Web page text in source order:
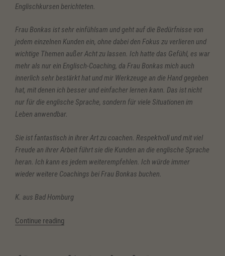
Englischkursen berichteten.
Frau Bonkas ist sehr einfühlsam und geht auf die Bedürfnisse von
jedem einzelnen Kunden ein, ohne dabei den Fokus zu verlieren und
wichtige Themen außer Acht zu lassen. Ich hatte das Gefühl, es war
mehr als nur ein Englisch-Coaching, da Frau Bonkas mich auch
innerlich sehr bestärkt hat und mir Werkzeuge an die Hand gegeben
hat, mit denen ich besser und einfacher lernen kann. Das ist nicht
nur für die englische Sprache, sondern für viele Situationen im
Leben anwendbar.
Sie ist fantastisch in ihrer Art zu coachen. Respektvoll und mit viel
Freude an ihrer Arbeit führt sie die Kunden an die englische Sprache
heran. Ich kann es jedem weiterempfehlen. Ich würde immer
wieder weitere Coachings bei Frau Bonkas buchen.
K. aus Bad Homburg
Continue reading“(Deutsch)